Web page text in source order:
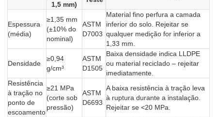
1,5 mm)
Espessura
(média)
≥1,35 mm
(±10% do
nominal)
ASTM
D7003
Material fino perfura a camada
inferior do solo. Rejeitar se
qualquer medição for inferior a
1,33 mm.
Densidade
≥0,94
g/cm³
ASTM
D1505
Baixa densidade indica LLDPE
ou material reciclado – rejeitar
imediatamente.
Resistência
à tração no
ponto de
escoamento
≥21 MPa
(corte sob
pressão)
ASTM
D6693
A baixa resistência à tração leva
à ruptura durante a instalação.
Rejeitar se <20 MPa.